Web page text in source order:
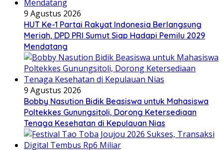
9 Agustus 2026
HUT Ke-1 Partai Rakyat Indonesia Berlangsung
Meriah, DPD PRI Sumut Siap Hadapi Pemilu 2029
Mendatang
9 Agustus 2026
Bobby Nasution Bidik Beasiswa untuk Mahasiswa
Poltekkes Gunungsitoli, Dorong Ketersediaan
Tenaga Kesehatan di Kepulauan Nias